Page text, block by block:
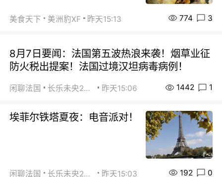
美食天下 美洲豹XF 昨天15:13 774 3
8月7日要闻：法国第五波热浪来袭！烟草业征
防火税出提案！法国过境汉坦病毒病例！
闲聊法国 长乐未央2015 昨天15:06 1442 1
埃菲尔铁塔夏夜：电音派对！
闲聊法国 长乐未央2015 昨天15:03 192 0